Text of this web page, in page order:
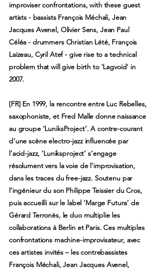
improviser confrontations, with these guest
artists - bassists François Méchali, Jean
Jacques Avenel, Olivier Sens, Jean Paul
Céléa - drummers Christian Lété, François
Laizeau, Cyril Atef - give rise to a technical
problem that will give birth to 'Lagvoid' in
2007.
[FR] En 1999, la rencontre entre Luc Rebelles,
saxophoniste, et Fred Malle donne naissance
au groupe ‘LuniksProject’. A contre-courant
d’une scène electro-jazz influencée par
l’acid-jazz, ‘Luniksproject’ s’engage
résolument vers la voie de l’improvisation,
dans les traces du free-jazz. Soutenu par
l’ingénieur du son Philippe Teissier du Cros,
puis accueilli sur le label ‘Marge Futura’ de
Gérard Terronès, le duo multiplie les
collaborations à Berlin et Paris. Ces multiples
confrontations machine-improvisateur, avec
ces artistes invités – les contrebassistes
François Méchali, Jean Jacques Avenel,